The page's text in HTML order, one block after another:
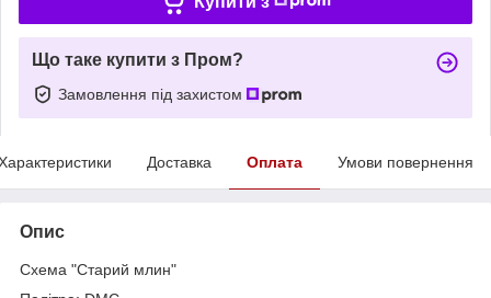
Що таке купити з Пром?
Замовлення під захистом
Доставка Оплата Умови повернення
Опис
Схема "Старий млин"